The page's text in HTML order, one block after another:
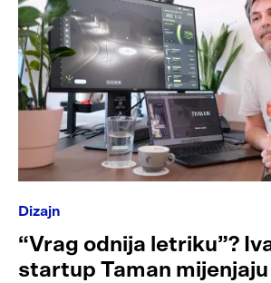
Dizajn
“Vrag odnija letriku”?
startup Taman